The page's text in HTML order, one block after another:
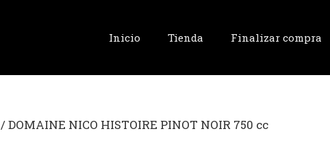
Inicio Tienda Finalizar compra
/ DOMAINE NICO HISTOIRE PINOT NOIR 750 cc